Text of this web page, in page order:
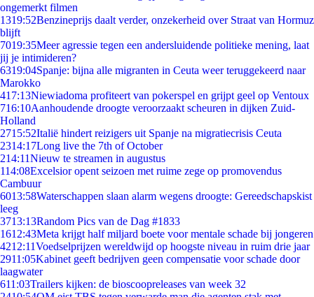
ongemerkt filmen
1319:52Benzineprijs daalt verder, onzekerheid over Straat van Hormuz
blijft
7019:35Meer agressie tegen een andersluidende politieke mening, laat
jij je intimideren?
6319:04Spanje: bijna alle migranten in Ceuta weer teruggekeerd naar
Marokko
417:13Niewiadoma profiteert van pokerspel en grijpt geel op Ventoux
716:10Aanhoudende droogte veroorzaakt scheuren in dijken Zuid-
Holland
2715:52Italië hindert reizigers uit Spanje na migratiecrisis Ceuta
2314:17Long live the 7th of October
214:11Nieuw te streamen in augustus
114:08Excelsior opent seizoen met ruime zege op promovendus
Cambuur
6013:58Waterschappen slaan alarm wegens droogte: Gereedschapskist
leeg
3713:13Random Pics van de Dag #1833
1612:43Meta krijgt half miljard boete voor mentale schade bij jongeren
4212:11Voedselprijzen wereldwijd op hoogste niveau in ruim drie jaar
2911:05Kabinet geeft bedrijven geen compensatie voor schade door
laagwater
611:03Trailers kijken: de bioscoopreleases van week 32